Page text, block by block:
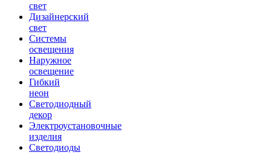
свет
Дизайнерский
свет
Системы
освещения
Наружное
освещение
Гибкий
неон
Светодиодный
декор
Электроустановочные
изделия
Светодиоды